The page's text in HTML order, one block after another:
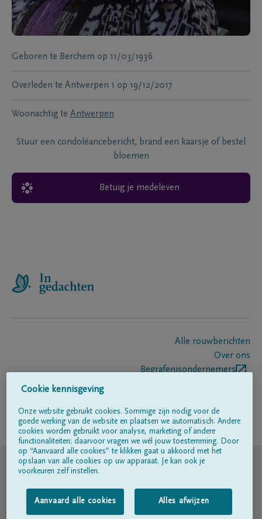
Geboren te Berchem op 11/03/1936
Overleden te Antwerpen 1 op 19/12/2017
Woonachtig te Antwerpen
Stuur een condoléancebericht, brand een kaarsje of bestel
bloemen
Betuig je medeleven
Alle rouwberichten
Over ons
Begrafenisondernemers
Volg ons op
© DELA
Gebruiksvoorwaarden
Privacyverklaring
Cookie kennisgeving
Onze website gebruikt cookies. Sommige zijn nodig voor de
goede werking van de website en plaatsen we automatisch. Andere
cookies worden gebruikt voor analyse, marketing of andere
functionaliteiten; daarvoor vragen we wél jouw toestemming. Door
op “Aanvaard alle cookies” te klikken gaat u akkoord met het
opslaan van alle cookies op uw apparaat. Je kan ook je
voorkeuren zelf instellen.
Aanvaard alle cookies Alles afwijzen